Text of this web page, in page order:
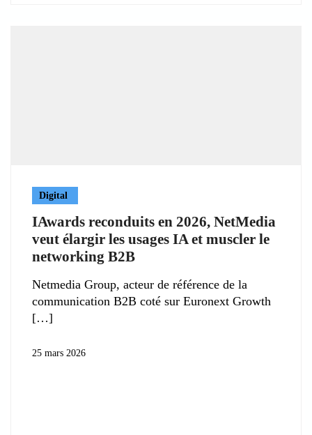
Digital
IAwards reconduits en 2026, NetMedia
veut élargir les usages IA et muscler le
networking B2B
Netmedia Group, acteur de référence de la
communication B2B coté sur Euronext Growth
25 mars 2026